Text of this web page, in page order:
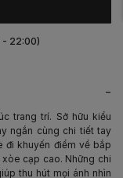
-
trang trí. Sở hữu kiểu
ngắn cùng chi tiết tay
đi khuyến điểm về bắp
cạp cao. Những chi
thu hút mọi ánh nhìn
- 22:00)